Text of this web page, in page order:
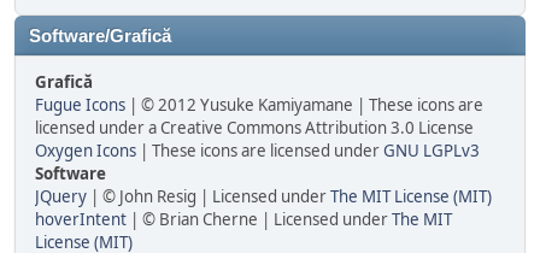
Software/Grafică
Grafică
Fugue Icons | © 2012 Yusuke Kamiyamane | These icons are
licensed under a Creative Commons Attribution 3.0 License
Oxygen Icons | These icons are licensed underGNU LGPLv3
Software
JQuery | © John Resig | Licensed underThe MIT License (MIT)
hoverIntent | © Brian Cherne | Licensed underThe MIT
License (MIT)